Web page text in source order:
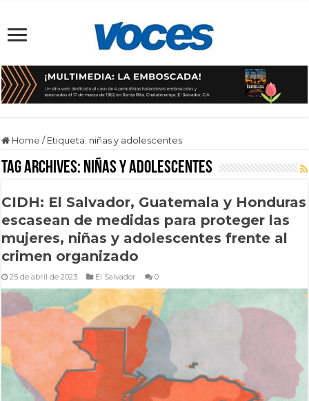
Home / Etiqueta: niñas y adolescentes
Tag Archives: niñas y adolescentes
CIDH: El Salvador, Guatemala y Honduras
escasean de medidas para proteger las
mujeres, niñas y adolescentes frente al
crimen organizado
25 de abril de 2023 El Salvador 0